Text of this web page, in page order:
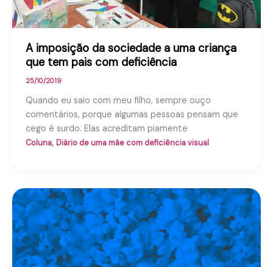
A imposição da sociedade a uma criança
que tem pais com deficiência
25/10/2019
Quando eu saio com meu filho, sempre ouço
comentários, porque algumas pessoas pensam que
cego é surdo. Elas acreditam piamente
Coluna, Diário de uma mãe com deficiência visual